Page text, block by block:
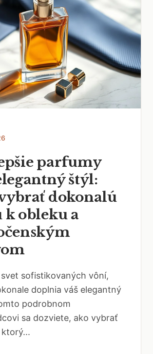
parfumy
štýl:
dokonalú
k obleku a
sofistikovaných vôní,
doplnia váš elegantný
podrobnom
sa dozviete, ako vybrať